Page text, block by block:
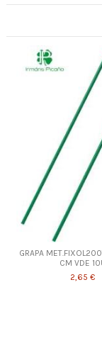
GRAPA
CM VDE
2,65 €